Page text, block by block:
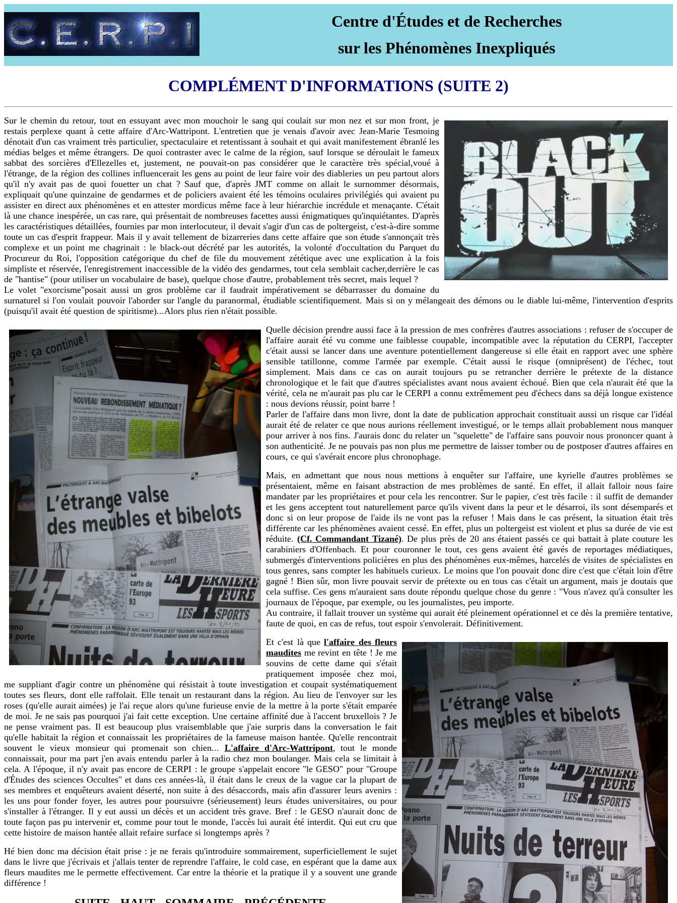
Centre d'Études et de Recherches
sur les Phénomènes Inexpliqués
COMPLÉMENT D'INFORMATIONS (SUITE 2)
Sur le chemin du retour, tout en essuyant avec mon mouchoir le sang qui coulait sur mon nez et sur mon front, je
restais perplexe quant à cette affaire d'Arc-Wattripont. L'entretien que je venais d'avoir avec Jean-Marie Tesmoing
dénotait d'un cas vraiment très particulier, spectaculaire et retentissant à souhait et qui avait manifestement ébranlé les
médias belges et même étrangers. De quoi contraster avec le calme de la région, sauf lorsque se déroulait le fameux
sabbat des sorcières d'Ellezelles et, justement, ne pouvait-on pas considérer que le caractère très spécial,voué à
l'étrange, de la région des collines influencerait les gens au point de leur faire voir des diableries un peu partout alors
qu'il n'y avait pas de quoi fouetter un chat ? Sauf que, d'après JMT comme on allait le surnommer désormais,
expliquait qu'une quinzaine de gendarmes et de policiers avaient été les témoins oculaires privilégiés qui avaient pu
assister en direct aux phénomènes et en attester mordicus même face à leur hiérarchie incrédule et menaçante. C'était
là une chance inespérée, un cas rare, qui présentait de nombreuses facettes aussi énigmatiques qu'inquiétantes. D'après
les caractéristiques détaillées, fournies par mon interlocuteur, il devait s'agir d'un cas de poltergeist, c'est-à-dire somme
toute un cas d'esprit frappeur. Mais il y avait tellement de bizarreries dans cette affaire que son étude s'annonçait très
complexe et un point me chagrinait : le black-out décrété par les autorités, la volonté d'occultation du Parquet du
Procureur du Roi, l'opposition catégorique du chef de file du mouvement zététique avec une explication à la fois
simpliste et réservée, l'enregistrement inaccessible de la vidéo des gendarmes, tout cela semblait cacher,derrière le cas
de "hantise" (pour utiliser un vocabulaire de base), quelque chose d'autre, probablement très secret, mais lequel ?
Le volet "exorcisme"posait aussi un gros problème car il faudrait impérativement se débarrasser du domaine du
surnaturel si l'on voulait pouvoir l'aborder sur l'angle du paranormal, étudiable scientifiquement. Mais si on y mélangeait des démons ou le diable lui-même, l'intervention d'esprits
(puisqu'il avait été question de spiritisme)...Alors plus rien n'était possible.
Quelle décision prendre aussi face à la pression de mes confrères d'autres associations : refuser de s'occuper de
l'affaire aurait été vu comme une faiblesse coupable, incompatible avec la réputation du CERPI, l'accepter
c'était aussi se lancer dans une aventure potentiellement dangereuse si elle était en rapport avec une sphère
sensible tatillonne, comme l'armée par exemple. C'était aussi le risque (omniprésent) de l'échec, tout
simplement. Mais dans ce cas on aurait toujours pu se retrancher derrière le prétexte de la distance
chronologique et le fait que d'autres spécialistes avant nous avaient échoué. Bien que cela n'aurait été que la
vérité, cela ne m'aurait pas plu car le CERPI a connu extrêmement peu d'échecs dans sa déjà longue existence
: nous devions réussir, point barre !
Parler de l'affaire dans mon livre, dont la date de publication approchait constituait aussi un risque car l'idéal
aurait été de relater ce que nous aurions réellement investigué, or le temps allait probablement nous manquer
pour arriver à nos fins. J'aurais donc du relater un "squelette" de l'affaire sans pouvoir nous prononcer quant à
son authenticité. Je ne pouvais pas non plus me permettre de laisser tomber ou de postposer d'autres affaires en
cours, ce qui s'avérait encore plus chronophage.
Mais, en admettant que nous nous mettions à enquêter sur l'affaire, une kyrielle d'autres problèmes se
présentaient, même en faisant abstraction de mes problèmes de santé. En effet, il allait falloir nous faire
mandater par les propriétaires et pour cela les rencontrer. Sur le papier, c'est très facile : il suffit de demander
et les gens acceptent tout naturellement parce qu'ils vivent dans la peur et le désarroi, ils sont désemparés et
donc si on leur propose de l'aide ils ne vont pas la refuser ! Mais dans le cas présent, la situation était très
différente car les phénomènes avaient cessé. En effet, plus un poltergeist est violent et plus sa durée de vie est
réduite. (Cf. Commandant Tizané). De plus près de 20 ans étaient passés ce qui battait à plate couture les
carabiniers d'Offenbach. Et pour couronner le tout, ces gens avaient été gavés de reportages médiatiques,
submergés d'interventions policières en plus des phénomènes eux-mêmes, harcelés de visites de spécialistes en
tous genres, sans compter les habituels curieux. Le moins que l'on pouvait donc dire c'est que c'était loin d'être
gagné ! Bien sûr, mon livre pouvait servir de prétexte ou en tous cas c'était un argument, mais je doutais que
cela suffise. Ces gens m'auraient sans doute répondu quelque chose du genre : "Vous n'avez qu'à consulter les
journaux de l'époque, par exemple, ou les journalistes, peu importe.
Au contraire, il fallait trouver un système qui aurait été pleinement opérationnel et ce dès la première tentative,
faute de quoi, en cas de refus, tout espoir s'envolerait. Définitivement.
Et c'est là quel'affaire des fleurs
maudites me revint en tête ! Je me
souvins de cette dame qui s'était
pratiquement imposée chez moi,
me suppliant d'agir contre un phénomène qui résistait à toute investigation et coupait systématiquement
toutes ses fleurs, dont elle raffolait. Elle tenait un restaurant dans la région. Au lieu de l'envoyer sur les
roses (qu'elle aurait aimées) je l'ai reçue alors qu'une furieuse envie de la mettre à la porte s'était emparée
de moi. Je ne sais pas pourquoi j'ai fait cette exception. Une certaine affinité due à l'accent bruxellois ? Je
ne pense vraiment pas. Il est beaucoup plus vraisemblable que j'aie surpris dans la conversation le fait
qu'elle habitait la région et connaissait les propriétaires de la fameuse maison hantée. Qu'elle rencontrait
souvent le vieux monsieur qui promenait son chien... L'affaire d'Arc-Wattripont, tout le monde
connaissait, pour ma part j'en avais entendu parler à la radio chez mon boulanger. Mais cela se limitait à
cela. A l'époque, il n'y avait pas encore de CERPI : le groupe s'appelait encore "le GESO" pour "Groupe
d'Études des sciences Occultes" et dans ces années-là, il était dans le creux de la vague car la plupart de
ses membres et enquêteurs avaient déserté, non suite à des désaccords, mais afin d'assurer leurs avenirs :
les uns pour fonder foyer, les autres pour poursuivre (sérieusement) leurs études universitaires, ou pour
s'installer à l'étranger. Il y eut aussi un décès et un accident très grave. Bref : le GESO n'aurait donc de
toute façon pas pu intervenir et, comme pour tout le monde, l'accès lui aurait été interdit. Qui eut cru que
cette histoire de maison hantée allait refaire surface si longtemps après ?
Hé bien donc ma décision était prise : je ne ferais qu'introduire sommairement, superficiellement le sujet
dans le livre que j'écrivais et j'allais tenter de reprendre l'affaire, le cold case, en espérant que la dame aux
fleurs maudites me le permette effectivement. Car entre la théorie et la pratique il y a souvent une grande
différence !